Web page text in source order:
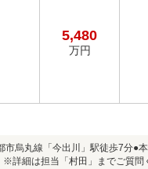
5,480
万円
烏丸線「今出川」駅徒歩7分●
詳細は担当「村田」までご質問